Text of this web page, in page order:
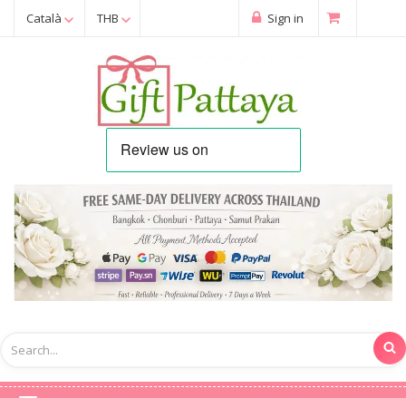
Català THB Sign in